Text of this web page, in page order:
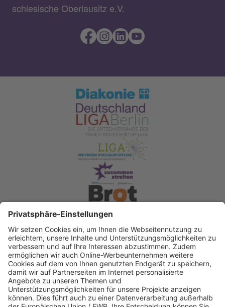
schlesische Oberlausitz e.V.
Spendenkonto Diakonisches Werk Berlin-
Brandenburg-schlesische Oberlausitz e.V
Bank für Sozialwirtschaft